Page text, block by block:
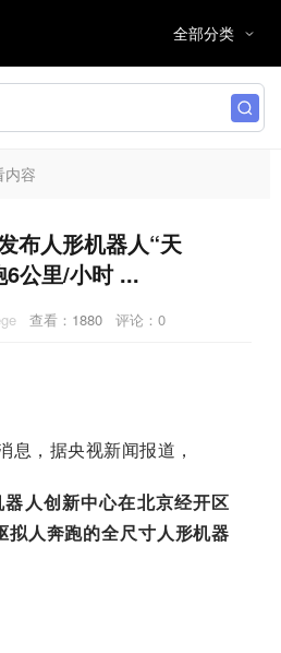
内容
布人形机器人“天
6公里/小时 ...
查看： 1880 评论：0
息，据央视新闻报道，
人创新中心在北京经开区
拟人奔跑的全尺寸人形机器